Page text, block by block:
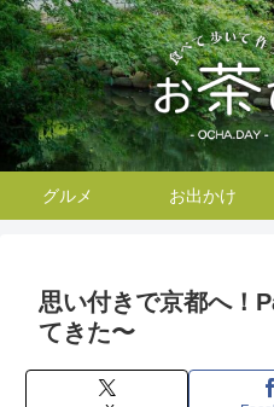
グルメ お出かけ
思い付きで京都へ！
てきた〜